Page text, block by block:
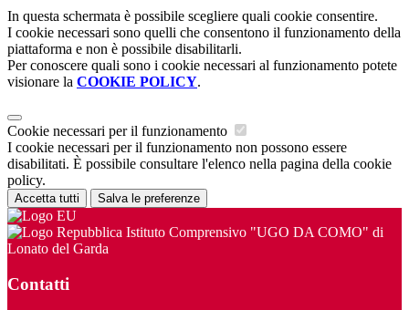
In questa schermata è possibile scegliere quali cookie consentire.
I cookie necessari sono quelli che consentono il funzionamento della
piattaforma e non è possibile disabilitarli.
Per conoscere quali sono i cookie necessari al funzionamento potete
visionare la COOKIE POLICY.
Cookie necessari per il funzionamento
I cookie necessari per il funzionamento non possono essere
disabilitati. È possibile consultare l'elenco nella pagina della cookie
policy.
Accetta tutti Salva le preferenze
Istituto Comprensivo "UGO DA COMO" di
Lonato del Garda
Contatti